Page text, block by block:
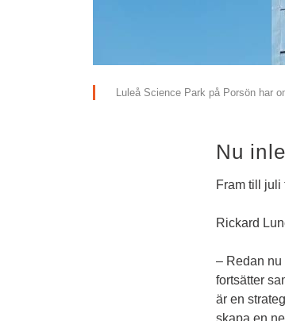
Luleå Science Park på Porsön har
Nu
Fram till juli
Rickard
– Redan nu
fortsätter
är en